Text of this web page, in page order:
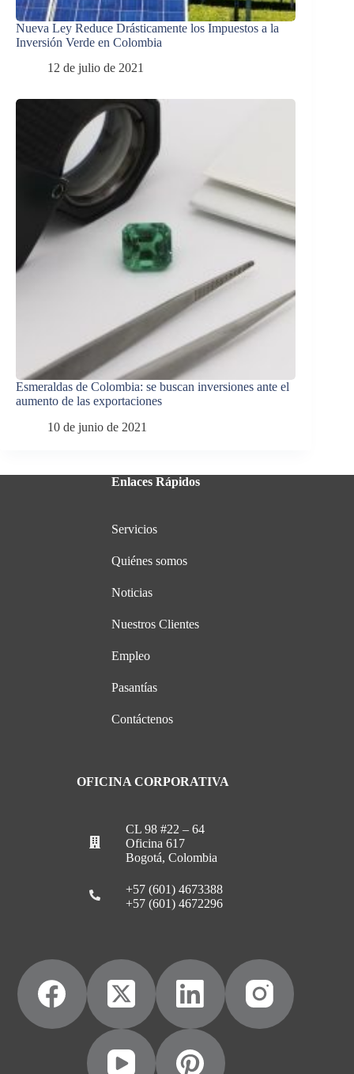
Nueva Ley Reduce Drásticamente los Impuestos a la
Inversión Verde en Colombia
12 de julio de 2021
Esmeraldas de Colombia: se buscan inversiones ante el
aumento de las exportaciones
10 de junio de 2021
Enlaces Rápidos
Servicios
Quiénes somos
Noticias
Nuestros Clientes
Empleo
Pasantías
Contáctenos
OFICINA CORPORATIVA
CL 98 #22 – 64
Oficina 617
Bogotá, Colombia
+57 (601) 4673388
+57 (601) 4672296